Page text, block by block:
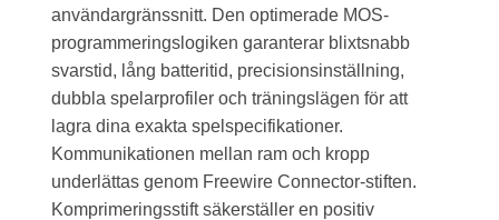
användargränssnitt. Den optimerade MOS-
programmeringslogiken garanterar blixtsnabb
svarstid, lång batteritid, precisionsinställning,
dubbla spelarprofiler och träningslägen för att
lagra dina exakta spelspecifikationer.
Kommunikationen mellan ram och kropp
underlättas genom Freewire Connector-stiften.
Komprimeringsstift säkerställer en positiv